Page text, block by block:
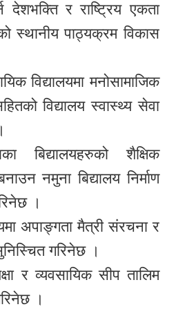
देशभक्ति र राष्ट्रिय एकता
स्थानीय पाठ्यक्रम विकास
विद्यालयमा मनोसामाजिक
विद्यालय स्वास्थ्य सेवा
बिद्यालयहरुको शैक्षिक
नमुना बिद्यालय निर्माण
।
अपाङ्गता मैत्री संरचना र
गरिनेछ ।
र व्यवसायिक सीप तालिम
।